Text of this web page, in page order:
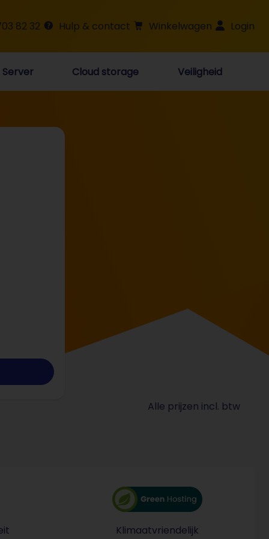
82 32 Hulp & contact Winkelwagen Login
Server Cloud storage Veiligheid
Alle prijzen incl. btw
Klimaatvriendelijk